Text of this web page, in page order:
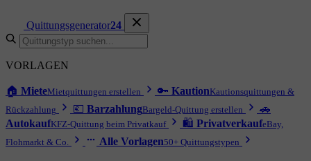
Quittungsgenerator24
VORLAGEN
🏠 MieteMietquittungen erstellen 🔑 KautionKautionsquittungen &
Rückzahlung
💶 BarzahlungBargeld-Quittung erstellen
🚗
AutokaufKFZ-Quittung beim Privatkauf 🛍 PrivatverkaufeBay,
Flohmarkt & Co.
Alle Vorlagen50+ Quittungstypen